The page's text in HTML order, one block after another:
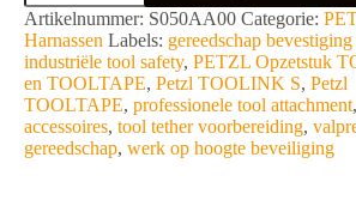
TOOLINK
S
en
TOOLTAPE
aantal
A
l
t
e
r
n
a
Artikelnummer: S050AA00 Categorie:
Harnassen Labels: gereedschap bevestiging
industriële tool safety, PETZL Opzetstuk
en TOOLTAPE, Petzl TOOLINK S, Petzl
TOOLTAPE, professionele tool attachment,
accessoires, tool tether voorbereiding,
gereedschap, werk op hoogte beveiliging